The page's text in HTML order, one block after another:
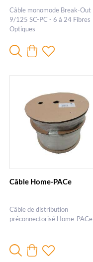
Câble monomode Break-Out
9/125 SC-PC - 6 à 24 Fibres
Optiques
Câble Home-PACe
Câble de distribution
préconnectorisé Home-PACe